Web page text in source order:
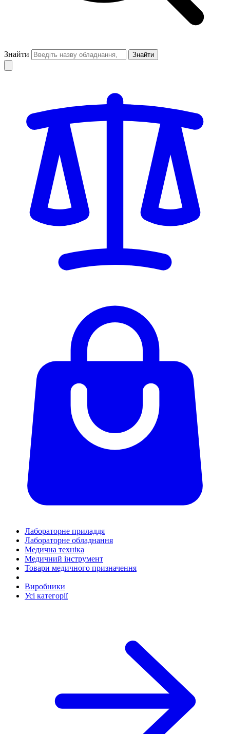
Знайти Знайти
Лабораторне приладдя
Лабораторне обладнання
Медична техніка
Медичний інструмент
Товари медичного призначення
Виробники
Усі категорії